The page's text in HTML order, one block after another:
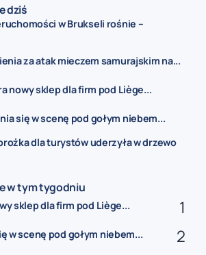
dziś
w Brukseli rośnie –
za atak mieczem samurajskim na...
nowy sklep dla firm pod Liège...
się w scenę pod gołym niebem...
dla turystów uderzyła w drzewo
w tym tygodniu
sklep dla firm pod Liège...
w scenę pod gołym niebem...